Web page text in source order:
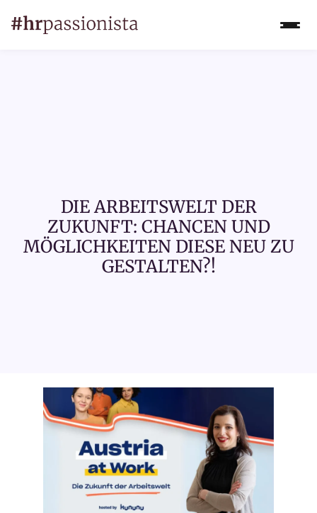
DIE ARBEITSWELT DER
ZUKUNFT: CHANCEN UND
MÖGLICHKEITEN DIESE NEU ZU
GESTALTEN?!